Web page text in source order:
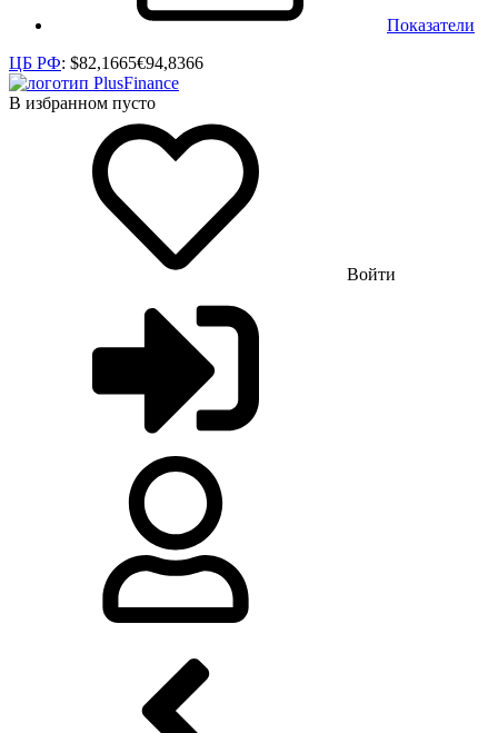
Показатели
ЦБ РФ: $82,1665€94,8366
В избранном пусто
Войти